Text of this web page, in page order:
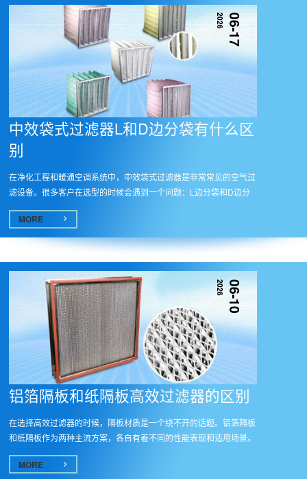
06-17
2026
中效袋式过滤器L和D边分袋有什么区
别
在净化工程和暖通空调系统中，中效袋式过滤器是非常常见的空气过
滤设备。很多客户在选型的时候会遇到一个问题：L边分袋和D边分
MORE
06-10
2026
铝箔隔板和纸隔板高效过滤器的区别
在选择高效过滤器的时候，隔板材质是一个绕不开的话题。铝箔隔板
和纸隔板作为两种主流方案，各自有着不同的性能表现和适用场景。
很多...
MORE